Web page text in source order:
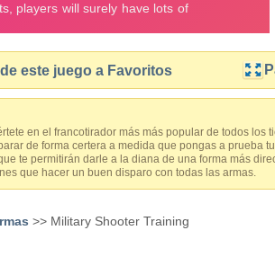
este juego a Favoritos
en el francotirador más más popular de todos los
de forma certera a medida que pongas a prueba
te permitirán darle a la diana de una forma más
que hacer un buen disparo con todas las armas.
>> Military Shooter Training